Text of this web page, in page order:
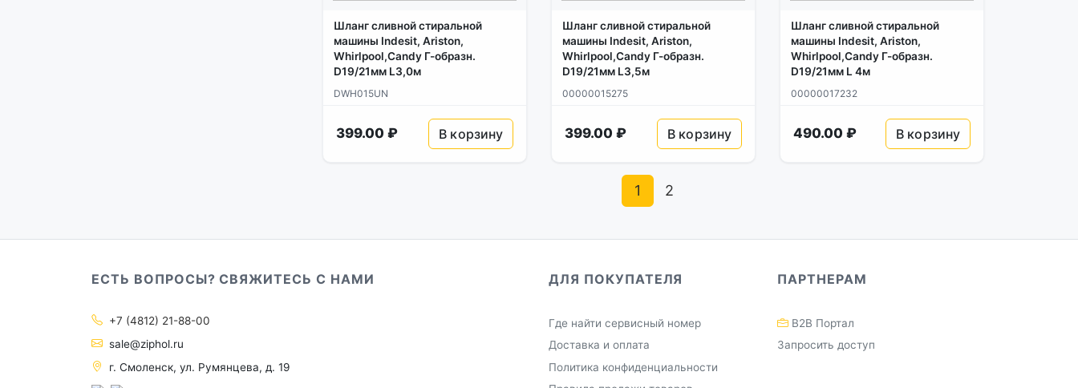
Шланг сливной стиральной
машины Indesit, Ariston,
Whirlpool,Candy Г-образн.
D19/21мм L3,0м
DWH015UN
399.00 ₽ В корзину
Шланг сливной стиральной
машины Indesit, Ariston,
Whirlpool,Candy Г-образн.
D19/21мм L3,5м
00000015275
399.00 ₽ В корзину
Шланг сливной стиральной
машины Indesit, Ariston,
Whirlpool,Candy Г-образн.
D19/21мм L 4м
00000017232
490.00 ₽ В корзину
1 2
ЕСТЬ ВОПРОСЫ? СВЯЖИТЕСЬ С НАМИ
+7 (4812) 21-88-00
sale@ziphol.ru
г. Смоленск, ул. Румянцева, д. 19
ДЛЯ ПОКУПАТЕЛЯ
Где найти сервисный номер
Доставка и оплата
Политика конфиденциальности
ПАРТНЕРАМ
B2B Портал
Запросить доступ